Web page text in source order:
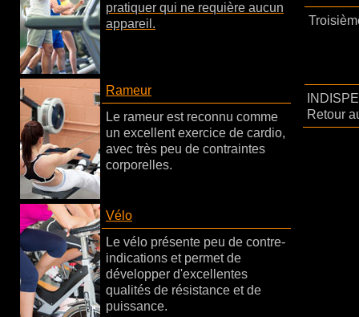
pratiquer qui ne requière aucun
appareil.
Rameur
Le rameur est reconnu comme
un excellent exercice de cardio,
avec très peu de contraintes
corporelles.
Vélo
Le vélo présente peu de contre-
indications et permet de
développer d'excellentes
qualités de résistance et de
puissance.
Retour